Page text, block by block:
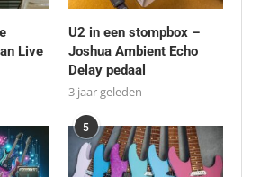
Live
U2 in een stompbox –
Joshua Ambient Echo
Delay pedaal
3 jaar geleden
5